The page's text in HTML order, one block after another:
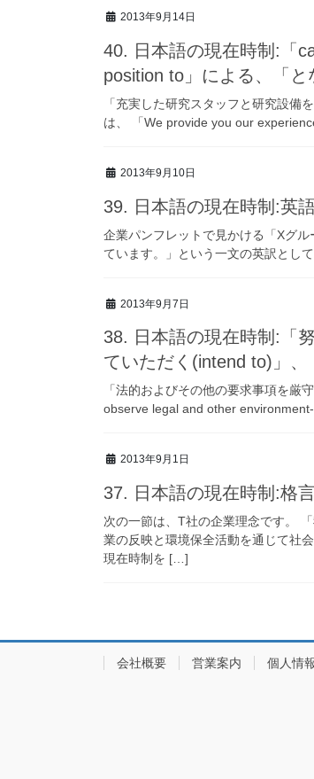
2013年9月14日
40. 日本語の現在時制:「
position to」による、「
「充実した研究スタッフと研究設備
は、 「We provide you our
2013年9月10日
39. 日本語の現在時制:英
企業パンフレットで見かける「Xグ
ています。」という一文の英訳とし
2013年9月7日
38. 日本語の現在時制:「
ていただく(intend to)」、
「法的およびその他の要求事項を厳
observe legal and other
2013年9月1日
37. 日本語の現在時制:格
次の一節は、T社の企業理念です。
業の反映と環境保全活動を通じて社
現在時制を […]
会社概要 営業案内 個人情